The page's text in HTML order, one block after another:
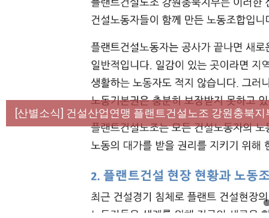
[성명] 막을 수 있었던 죽음, HL만도가 책임져라 : 청
[산별소식] 건설산업연맹 플랜트건설노조 강원충북지
[강릉,속초,원주,춘천] 폭염감시단 사업 이모저모
[조합원☆인터뷰] 서비스연맹 전국학교비정규직노동
[본부소식] 강원지역 노동자 합창단 모임